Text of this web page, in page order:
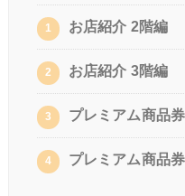
1 お店紹介 2階編
2 お店紹介 3階編
3 プレミアム商品
4 プレミアム商品